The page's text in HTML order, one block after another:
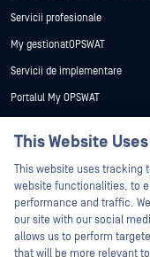
Servicii profesionale
My gestionatOPSWAT
Servicii de implementare
Portalul My OPSWAT
Formare
vulnerabilităților
Parteneri
Certificare
This Website
This website uses
website functionalities, to
performance and traffic.
our site with our social
allows us to perform
that will be more relevant